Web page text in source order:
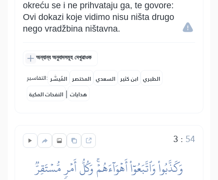
okreću se i ne prihvataju ga, te govore:
Ovi dokazi koje vidimo nisu ništa drugo
nego vradžbina ništavna.
অন্যান্য অনুবাদসমূহ দেখুৱাওক
التفاسير: المُيسَّر المختصر السعدي ابن كثير الطبري
النفحات المكية | هدايات
3 : 54
وَكَذَّبُواْ وَٱتَّبَعُوٓاْ أَهۡوَآءَهُمۡۚ وَكُلُّ أَمۡرٖ مُّسۡتَقِرّٞ